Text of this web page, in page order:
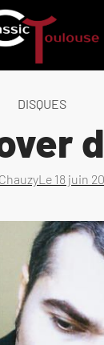
DISQUES
Le 18 juin